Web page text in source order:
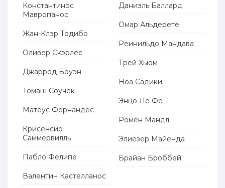
Константинос
Мавропанос
Жан-Клэр Тодибо
Оливер Скэрлес
Джаррод Боуэн
Томаш Соучек
Матеус Фернандес
Крисенсио
Саммервилль
Пабло Фелипе
Валентин Кастелланос
Даниэль Баллард
Омар Альдерете
Реинильдо Мандава
Трей Хьюм
Ноа Садики
Энцо Ле Фе
Ромен Мандл
Элиезер Майенда
Брайан Броббей